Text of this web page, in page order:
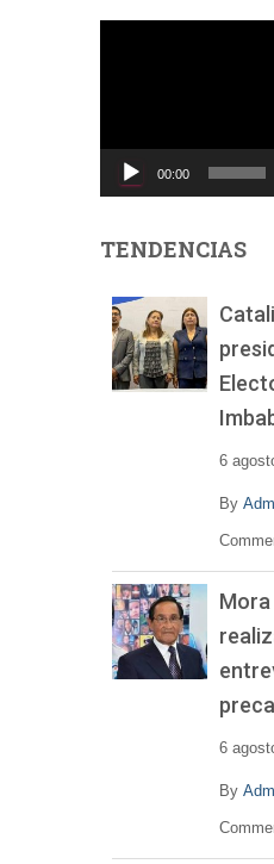
t
00:00
TENDENCIAS
6
By
6
By